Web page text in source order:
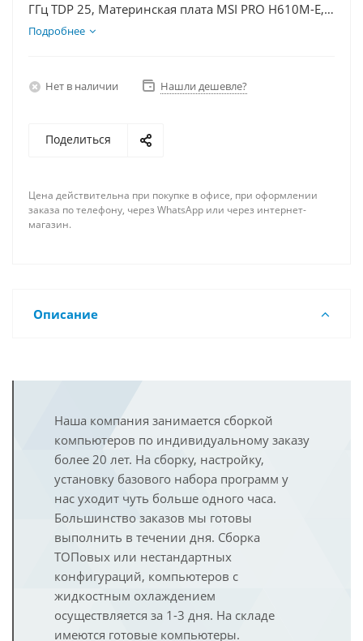
ГГц TDP 25, Материнская плата MSI PRO H610M-E,
Видеокарта RTX 4060Ti 8Гб, Память DDR4 8Gb,
Подробнее
Нет в наличии Нашли дешевле?
Поделиться
Цена действительна при покупке в офисе, при оформлении
заказа по телефону, через WhatsApp или через интернет-
магазин.
Описание
Наша компания занимается сборкой
компьютеров по индивидуальному заказу
более 20 лет. На сборку, настройку,
установку базового набора программ у
нас уходит чуть больше одного часа.
Большинство заказов мы готовы
выполнить в течении дня. Сборка
ТОПовых или нестандартных
конфигураций, компьютеров с
жидкостным охлаждением
осуществляется за 1-3 дня. На складе
имеются готовые компьютеры.